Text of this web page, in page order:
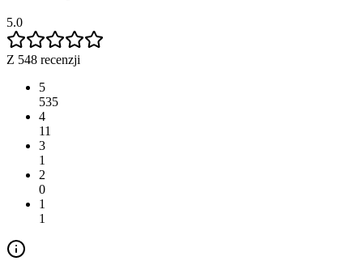
5.0
Z 548 recenzji
5
535
4
11
3
1
2
0
1
1